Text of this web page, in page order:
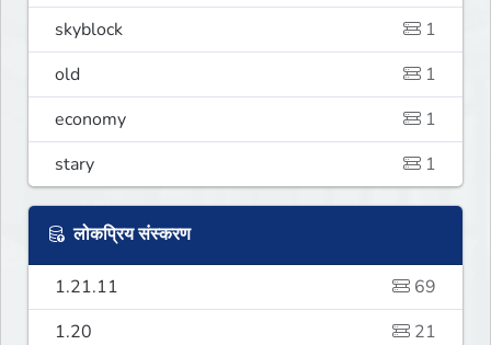
skyblock
1
old
1
economy
1
stary
1
लोकप्रिय संस्करण
1.21.11
69
1.20
21